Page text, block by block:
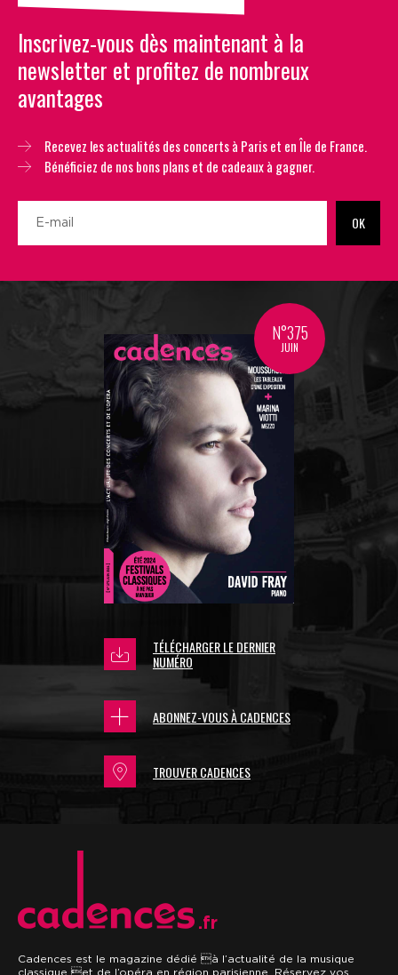
Inscrivez-vous dès maintenant à la
newsletter et profitez de nombreux
avantages
Recevez les actualités des concerts à Paris et en Île de France.
Bénéficiez de nos bons plans et de cadeaux à gagner.
OK
N°375
JUIN
TÉLÉCHARGER LE DERNIER
NUMÉRO
ABONNEZ-VOUS À CADENCES
TROUVER CADENCES
.fr
Cadences est le magazine dédié à l’actualité de la musique
classique et de l’opéra en région parisienne. Réservez vos